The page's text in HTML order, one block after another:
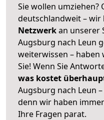
Sie wollen umziehen?
deutschlandweit – wir
Netzwerkan unserer
Augsburg nach Leun
weiterwissen –
Sie! Wenn Sie
was kostet
Augsburg nach Leun
denn wir haben
Ihre Fragen parat.